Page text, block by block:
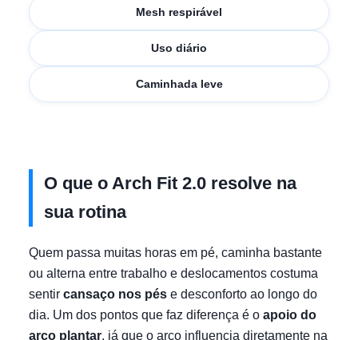
Mesh respirável
Uso diário
Caminhada leve
O que o Arch Fit 2.0 resolve na
sua rotina
Quem passa muitas horas em pé, caminha bastante
ou alterna entre trabalho e deslocamentos costuma
sentir cansaço nos pés e desconforto ao longo do
dia. Um dos pontos que faz diferença é o apoio do
arco plantar, já que o arco influencia diretamente na